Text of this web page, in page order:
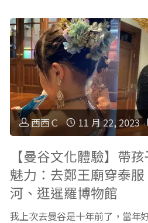
體
驗"
斯
坦
行
簡
介"
6
國
親
子
遊：
宿
霧、
西西Ｃ 11 月 22, 2023
【曼谷文化體驗】帶
魅力：去鄭王廟穿泰
河、逛暹羅博物館
我上次去曼谷是十年前了，當年